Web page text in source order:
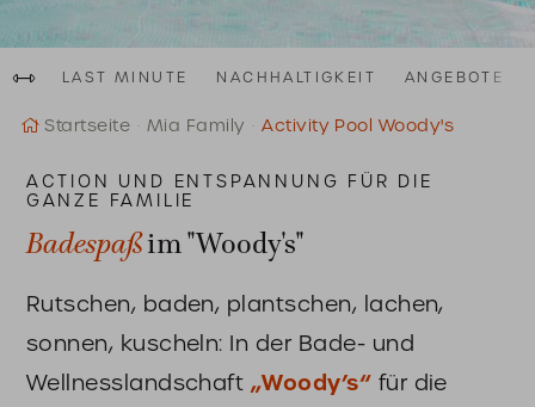
LAST MINUTE NACHHALTIGKEIT ANGEBOTE
Startseite Mia Family Activity Pool Woody's
ACTION UND ENTSPANNUNG FÜR DIE
GANZE FAMILIE
Badespaßim "Woody's"
Rutschen, baden, plantschen, lachen,
sonnen, kuscheln: In der Bade- und
Wellnesslandschaft „Woody’s“ für die